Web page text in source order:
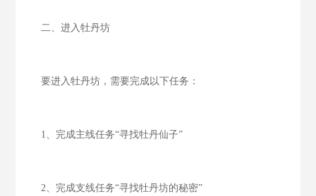
二、进入牡丹坊
要进入牡丹坊，需要完成以下任务：
1、完成主线任务“寻找牡丹仙子”
2、完成支线任务“寻找牡丹坊的秘密”